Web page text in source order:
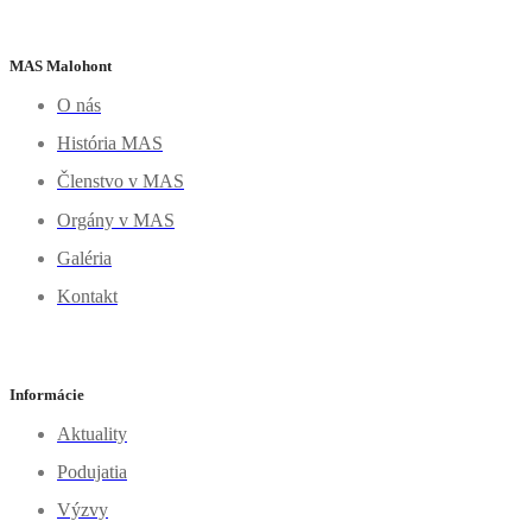
MAS Malohont
O nás
História MAS
Členstvo v MAS
Orgány v MAS
Galéria
Kontakt
Informácie
Aktuality
Podujatia
Výzvy